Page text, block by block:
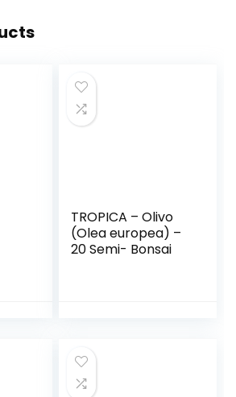
TROPICA – Olivo
(Olea europea) –
20 Semi- Bonsai